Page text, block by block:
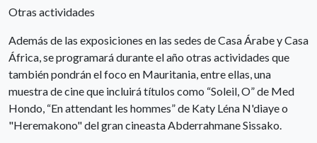
Otras actividades
Además de las exposiciones en las sedes de Casa Árabe y Casa
África, se programará durante el año otras actividades que
también pondrán el foco en Mauritania, entre ellas, una
muestra de cine que incluirá títulos como “Soleil, O” de Med
Hondo, “En attendant les hommes” de Katy Léna N'diaye o
"Heremakono" del gran cineasta Abderrahmane Sissako.